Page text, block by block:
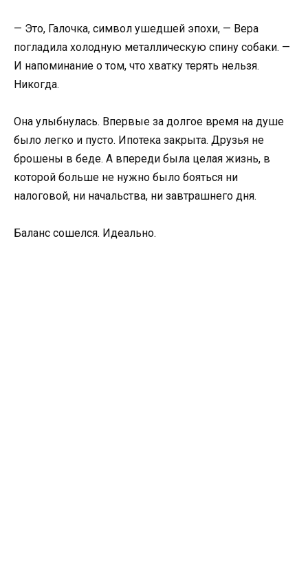
— Это, Галочка, символ ушедшей эпохи, — Вера
погладила холодную металлическую спину собаки. —
И напоминание о том, что хватку терять нельзя.
Никогда.
Она улыбнулась. Впервые за долгое время на душе
было легко и пусто. Ипотека закрыта. Друзья не
брошены в беде. А впереди была целая жизнь, в
которой больше не нужно было бояться ни
налоговой, ни начальства, ни завтрашнего дня.
Баланс сошелся. Идеально.